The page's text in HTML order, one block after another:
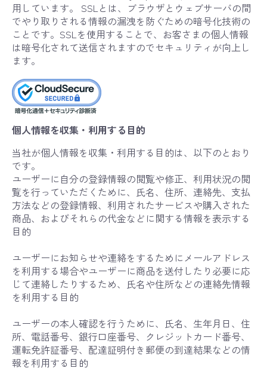
用しています。 SSLとは、ブラウザとウェブサーバの間
でやり取りされる情報の漏洩を防ぐための暗号化技術の
ことです。SSLを使用することで、お客さまの個人情報
は暗号化されて送信されますのでセキュリティが向上し
ます。
個人情報を収集・利用する目的
当社が個人情報を収集・利用する目的は、以下のとおり
です。
ユーザーに自分の登録情報の閲覧や修正、利用状況の閲
覧を行っていただくために、氏名、住所、連絡先、支払
方法などの登録情報、利用されたサービスや購入された
商品、およびそれらの代金などに関する情報を表示する
目的
ユーザーにお知らせや連絡をするためにメールアドレス
を利用する場合やユーザーに商品を送付したり必要に応
じて連絡したりするため、氏名や住所などの連絡先情報
を利用する目的
ユーザーの本人確認を行うために、氏名、生年月日、住
所、電話番号、銀行口座番号、クレジットカード番号、
運転免許証番号、配達証明付き郵便の到達結果などの情
報を利用する目的